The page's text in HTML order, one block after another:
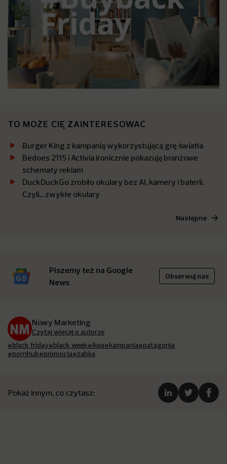
TO MOŻE CIĘ ZAINTERESOWAĆ
Burger King z kampanią wykorzystującą grę światła
Bedoes 2115 i Activia ironicznie pokazują branżowe
schematy reklam
DuckDuckGo zrobiło okulary bez AI, kamery i baterii.
Czyli… zwykłe okulary
Następne
Piszemy też na Google
News
Obserwuj nas
Nowy Marketing
Czytaj więcej o autorze
#black friday#black week#ikea#kampania#patagonia
#pornhub#promocja#żabka
Pokaż innym, co czytasz: